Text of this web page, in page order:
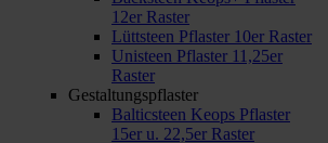
12er Raster
Lüttsteen Pflaster 10er Raster
Unisteen Pflaster 11,25er
Raster
Gestaltungspflaster
Balticsteen Keops Pflaster
15er u. 22,5er Raster